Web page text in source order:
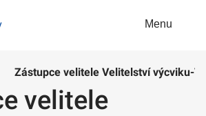
Menu
Zástupce velitele Velitelství výcviku-
velitele